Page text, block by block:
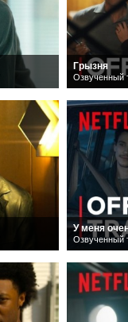
Грызня
Озвученный
У меня
Озвученный